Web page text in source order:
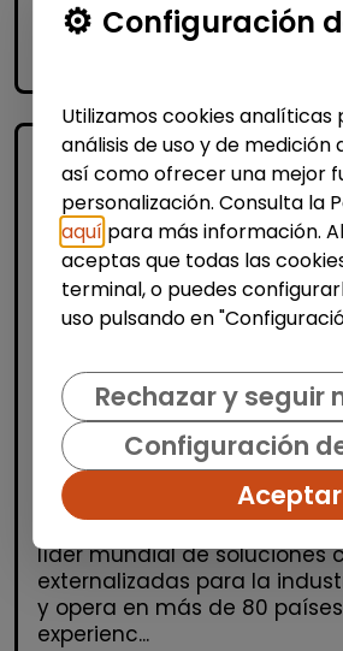
Me interesa
Administración, Finanzas y Gestión
Consultoría y Asesoría
Consultor/a de
(Barcelona)
MSX Internacional|
MSX International Group es
líder mundial de soluciones
externalizadas para la
y opera en más de 80
experienc...
Configuración
Utilizamos cookies analíticas
análisis de uso y de medición
así como ofrecer una mejor
personalización. Consulta la
aquí para más información.
aceptas que todas las
terminal, o puedes
uso pulsando en
Rechazar y seguir
Configuración
Aceptar